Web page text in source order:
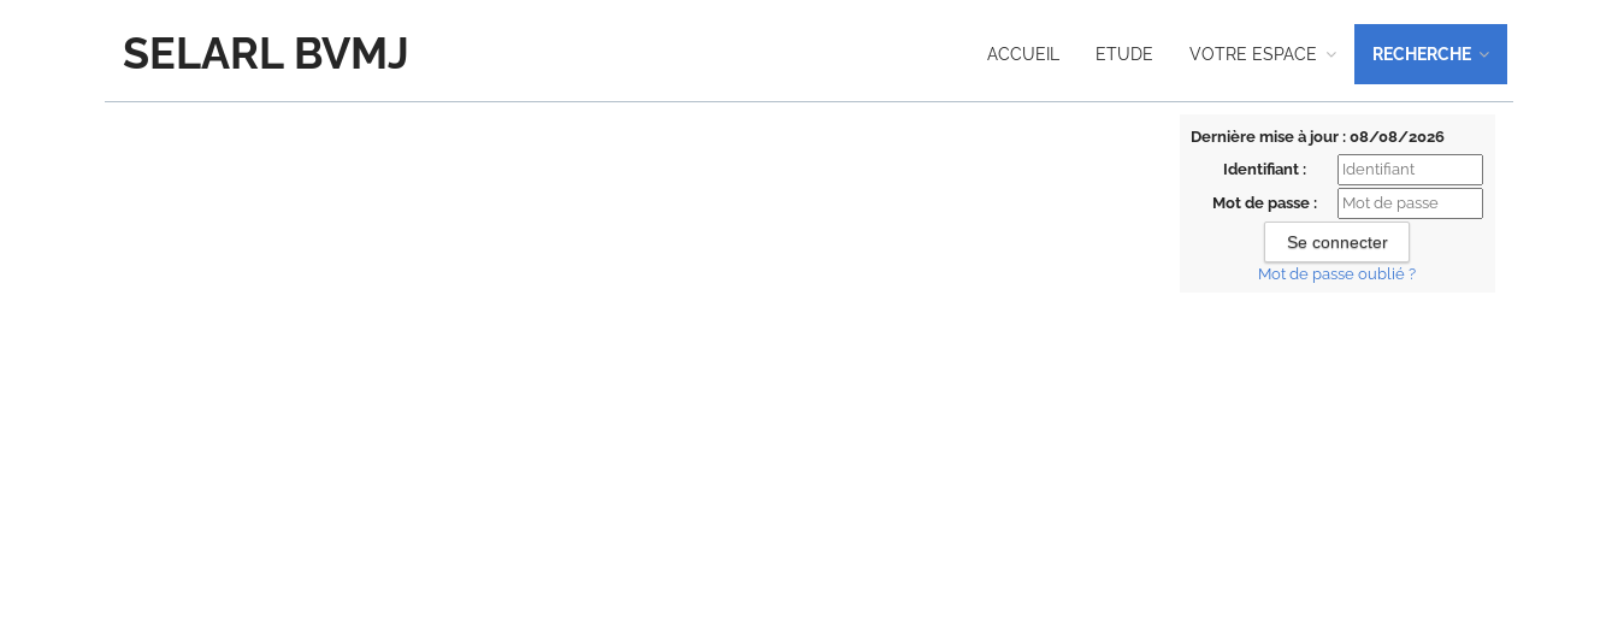
SELARL BVMJ ACCUEIL ETUDE VOTRE ESPACE RECHERCHE
Dernière mise à jour : 08/08/2026
Identifiant :
Mot de passe :
Mot de passe oublié ?